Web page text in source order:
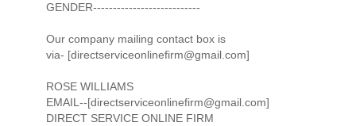
GENDER---------------------------
Our company mailing contact box is
via- [directserviceonlinefirm@gmail.com]
ROSE WILLIAMS
EMAIL--[directserviceonlinefirm@gmail.com]
DIRECT SERVICE ONLINE FIRM